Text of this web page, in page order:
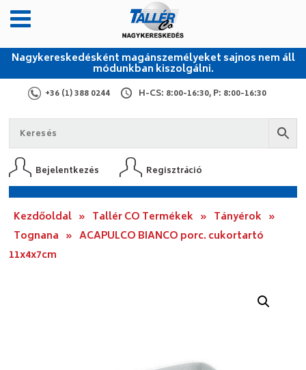
Nagykereskedésként magánszemélyeket sajnos nem áll
módunkban kiszolgálni.
+36 (1) 388 0244 H-CS: 8:00-16:30, P: 8:00-16:30
Bejelentkezés Regisztráció
Kezdőoldal » Tallér CO Termékek » Tányérok »
Tognana » ACAPULCO BIANCO porc. cukortartó
11x4x7cm